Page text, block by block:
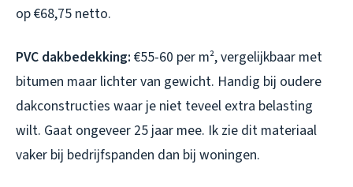
op €68,75 netto.
PVC dakbedekking: €55-60 per m², vergelijkbaar met
bitumen maar lichter van gewicht. Handig bij oudere
dakconstructies waar je niet teveel extra belasting
wilt. Gaat ongeveer 25 jaar mee. Ik zie dit materiaal
vaker bij bedrijfspanden dan bij woningen.